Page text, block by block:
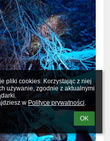
pliki cookies. Korzystając z niej
używanie, zgodnie z aktualnymi
w Polityce prywatności.
OK